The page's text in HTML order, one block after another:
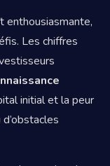
enthousiasmante,
Les chiffres
initial et la peur